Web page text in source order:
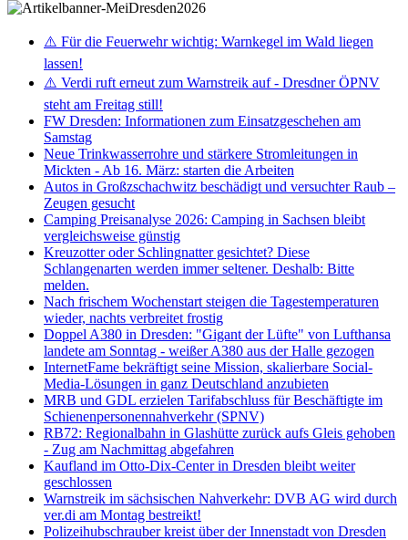
⚠️ Für die Feuerwehr wichtig: Warnkegel im Wald liegen
lassen!
⚠️ Verdi ruft erneut zum Warnstreik auf - Dresdner ÖPNV
steht am Freitag still!
FW Dresden: Informationen zum Einsatzgeschehen am
Samstag
Neue Trinkwasserrohre und stärkere Stromleitungen in
Mickten - Ab 16. März: starten die Arbeiten
Autos in Großzschachwitz beschädigt und versuchter Raub –
Zeugen gesucht
Camping Preisanalyse 2026: Camping in Sachsen bleibt
vergleichsweise günstig
Kreuzotter oder Schlingnatter gesichtet? Diese
Schlangenarten werden immer seltener. Deshalb: Bitte
melden.
Nach frischem Wochenstart steigen die Tagestemperaturen
wieder, nachts verbreitet frostig
Doppel A380 in Dresden: "Gigant der Lüfte" von Lufthansa
landete am Sonntag - weißer A380 aus der Halle gezogen
InternetFame bekräftigt seine Mission, skalierbare Social-
Media-Lösungen in ganz Deutschland anzubieten
MRB und GDL erzielen Tarifabschluss für Beschäftigte im
Schienenpersonennahverkehr (SPNV)
RB72: Regionalbahn in Glashütte zurück aufs Gleis gehoben
- Zug am Nachmittag abgefahren
Kaufland im Otto-Dix-Center in Dresden bleibt weiter
geschlossen
Warnstreik im sächsischen Nahverkehr: DVB AG wird durch
ver.di am Montag bestreikt!
Polizeihubschrauber kreist über der Innenstadt von Dresden